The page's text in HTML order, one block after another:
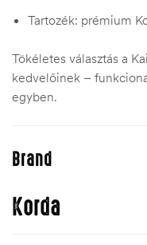
Tartozék: prémium
Tökéletes választás a
kedvelőinek –
egyben.
Brand
Korda